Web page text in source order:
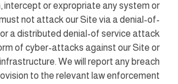
intercept or expropriate any system or
not attack our Site via a denial-of-
a distributed denial-of service attack
of cyber-attacks against our Site or
We will report any breach
to the relevant law enforcement